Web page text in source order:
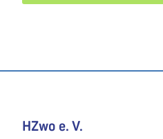
HZwo e. V.